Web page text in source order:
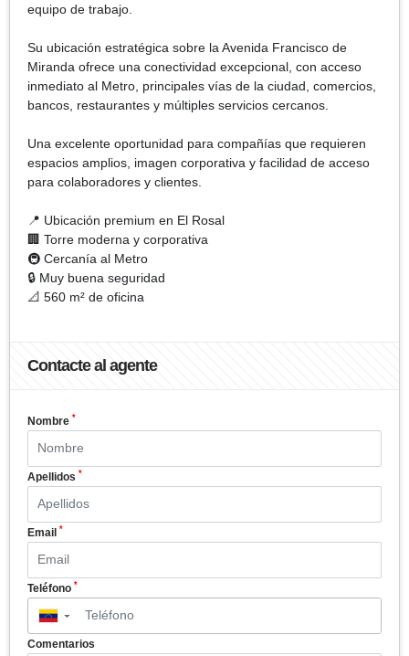
equipo de trabajo.
Su ubicación estratégica sobre la Avenida Francisco de
Miranda ofrece una conectividad excepcional, con acceso
inmediato al Metro, principales vías de la ciudad, comercios,
bancos, restaurantes y múltiples servicios cercanos.
Una excelente oportunidad para compañías que requieren
espacios amplios, imagen corporativa y facilidad de acceso
para colaboradores y clientes.
📍 Ubicación premium en El Rosal
🏢 Torre moderna y corporativa
🚇 Cercanía al Metro
🔒 Muy buena seguridad
📐 560 m² de oficina
Contacte al agente
Nombre *
Apellidos *
Email *
Teléfono *
▼
Comentarios